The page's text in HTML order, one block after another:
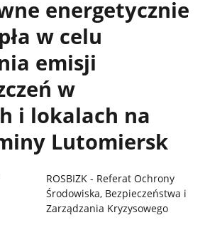
energetycznie
w celu
emisji
w
i lokalach na
Lutomiersk
ROSBIZK - Referat Ochrony
Środowiska, Bezpieczeństwa i
Zarządzania Kryzysowego